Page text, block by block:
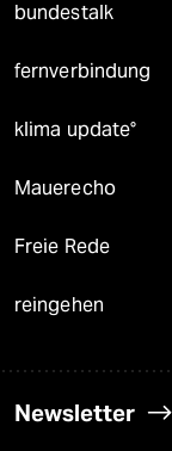
bundestalk
fernverbindung
klima update°
Mauerecho
Freie Rede
reingehen
Newsletter